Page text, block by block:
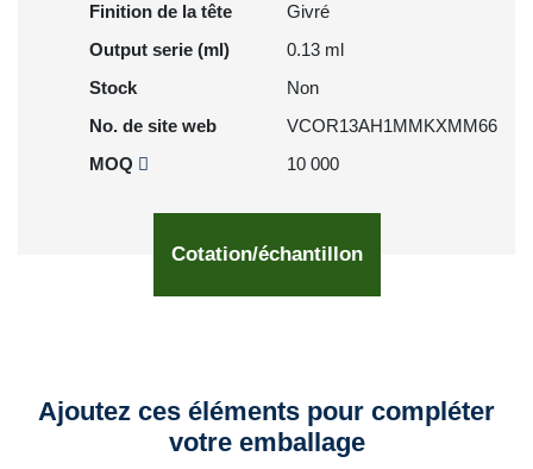
Finition de la tête
Givré
Output serie (ml)
0.13 ml
Stock
Non
No. de site web
VCOR13AH1MMKXMM66
MOQ
10 000
Cotation/échantillon
Ajoutez ces éléments pour compléter
votre emballage